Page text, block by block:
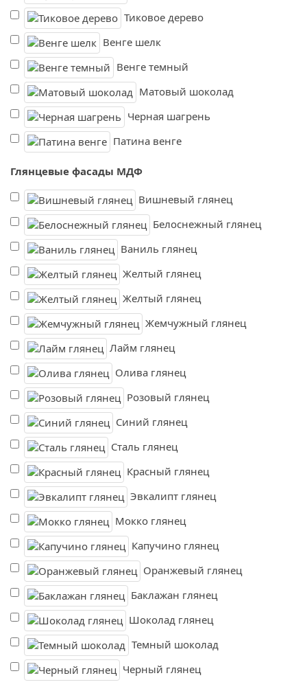
Тиковое дерево
Венге шелк
Венге темный
Матовый шоколад
Черная шагрень
Патина венге
Глянцевые фасады МДФ
Вишневый глянец
Белоснежный глянец
Ваниль глянец
Желтый глянец
Желтый глянец
Жемчужный глянец
Лайм глянец
Олива глянец
Розовый глянец
Синий глянец
Сталь глянец
Красный глянец
Эвкалипт глянец
Мокко глянец
Капучино глянец
Оранжевый глянец
Баклажан глянец
Шоколад глянец
Темный шоколад
Черный глянец